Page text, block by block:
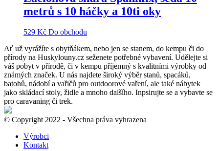
metrů s 10 háčky a 10ti oky
529 Kč Do obchodu
Ať už vyrážíte s obytňákem, nebo jen se stanem, do kempu či do
přírody na Huskylouny.cz seženete potřebné vybavení. Udělejte si
váš pobyt v přírodě, či v kempu příjemný s kvalitními výrobky od
známých značek. U nás najdete široký výběr stanů, spacáků,
batohů, nádobí a vařičů pro outdoorové vaření, ale také nábytek
jako skládací stoly, židle a mnoho dalšího. Inpsirujte se a vybavte se
pro caravaning či trek.
© Copyright 2022 - Všechna práva vyhrazena
Výrobci
Kontakt